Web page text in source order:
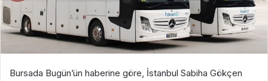
Bursada Bugün’ün haberine göre, İstanbul Sabiha Gökçen